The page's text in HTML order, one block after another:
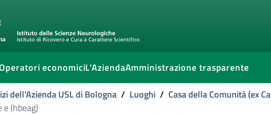
economiciL'AziendaAmministrazione trasparente
dell'Azienda USL di Bologna / Luoghi / Casa della Comunità (ex
(hbeag)